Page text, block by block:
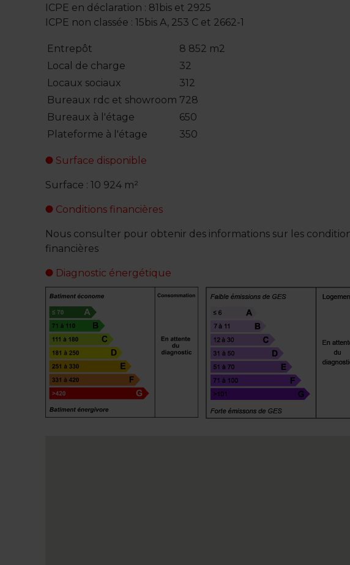
ICPE en déclaration : 81bis et 2925
ICPE non classée : 15bis A, 253 C et 2662-1
Entrepôt
8 852 m2
Local de charge
32
Locaux sociaux
312
Bureaux rdc et showroom 728
Bureaux à l'étage
650
Plateforme à l'étage
350
Surface disponible
Surface : 10 924 m²
Conditions financières
Nous consulter pour obtenir des informations sur les
financières
Diagnostic énergétique